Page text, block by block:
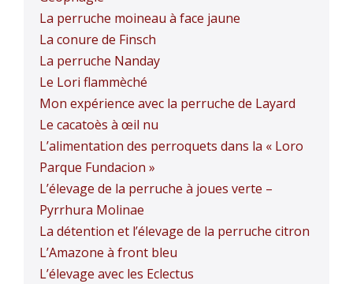
La perruche moineau à face jaune
La conure de Finsch
La perruche Nanday
Le Lori flammèché
Mon expérience avec la perruche de Layard
Le cacatoès à œil nu
L’alimentation des perroquets dans la « Loro
Parque Fundacion »
L’élevage de la perruche à joues verte –
Pyrrhura Molinae
La détention et l’élevage de la perruche citron
L’Amazone à front bleu
L’élevage avec les Eclectus